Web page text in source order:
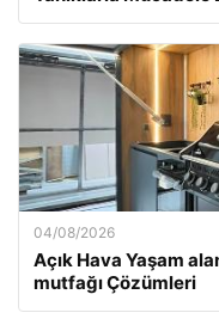
04/08/2026
Açık Hava Yaşam
mutfağı Çözümleri